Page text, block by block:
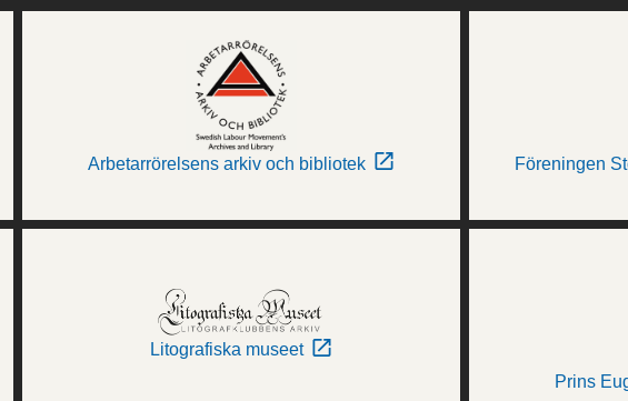
Arbetarrörelsens arkiv och bibliotek Föreningen
Litografiska museet
Prins